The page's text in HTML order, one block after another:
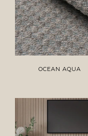
OCEAN AQUA